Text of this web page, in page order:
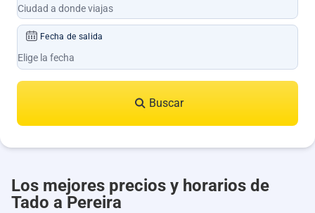
Fecha de salida
Buscar
Los mejores precios y horarios de
Tado a Pereira